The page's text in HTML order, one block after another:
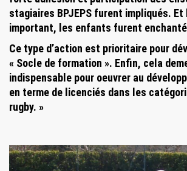
stagiaires BPJEPS furent impliqués. Et
important, les enfants furent
Ce type d’action est prioritaire pour
« Socle de formation ». Enfin, cela
indispensable pour oeuvrer au
en terme de licenciés dans les
rugby. »